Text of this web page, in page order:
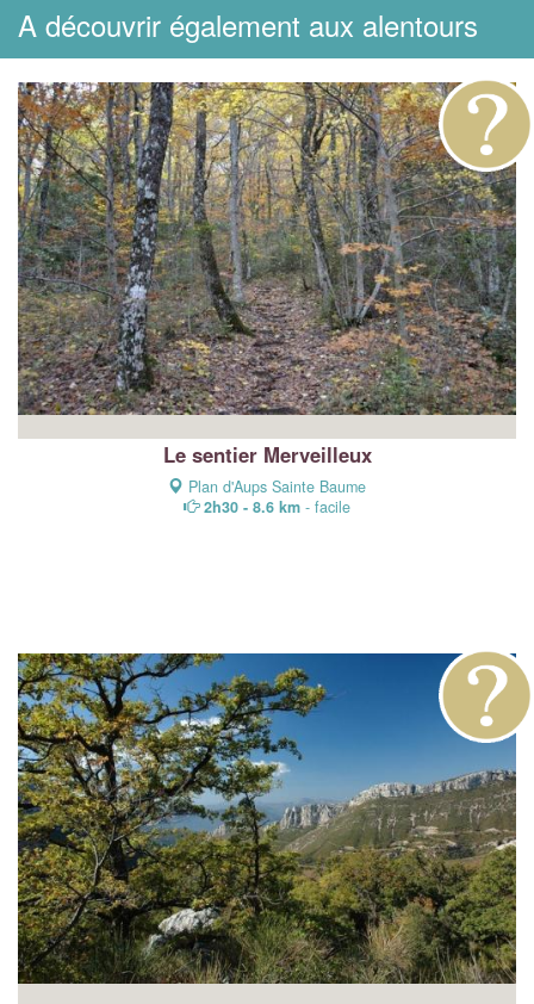
A découvrir également aux alentours
Le sentier Merveilleux
Plan d'Aups Sainte Baume
2h30 - 8.6 km - facile